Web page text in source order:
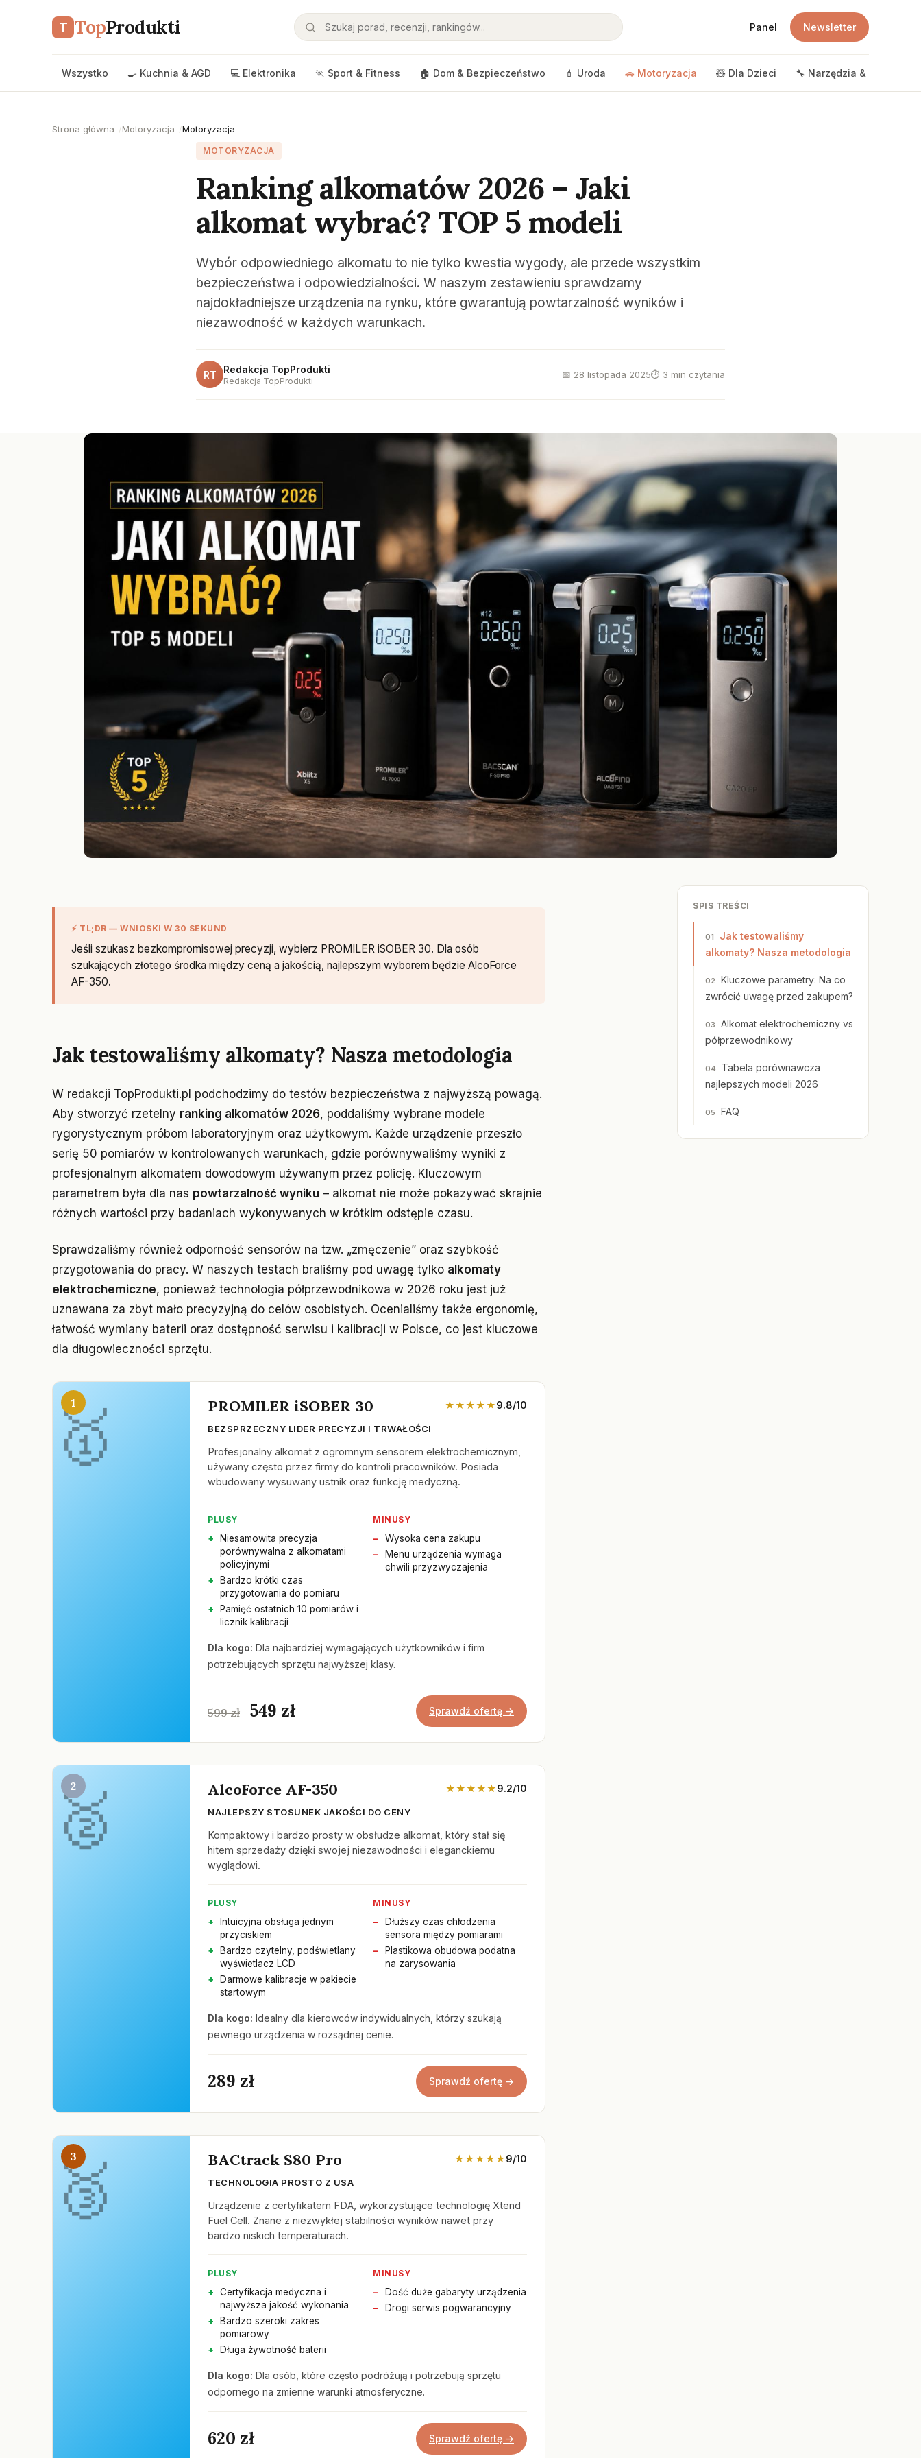
T TopProdukti Panel Newsletter
Wszystko 🍳 Kuchnia & AGD 💻 Elektronika 🏃 Sport & Fitness 🏠 Dom & Bezpieczeństwo 💄 Uroda 🚗 Motoryzacja 🧸 Dla Dzieci 🔧 Narzędzia & DIY
Strona główna Motoryzacja Motoryzacja
MOTORYZACJA
Ranking alkomatów 2026 – Jaki
alkomat wybrać? TOP 5 modeli
Wybór odpowiedniego alkomatu to nie tylko kwestia wygody, ale przede wszystkim
bezpieczeństwa i odpowiedzialności. W naszym zestawieniu sprawdzamy
najdokładniejsze urządzenia na rynku, które gwarantują powtarzalność wyników i
niezawodność w każdych warunkach.
RT Redakcja TopProdukti
Redakcja TopProdukti
📅 28 listopada 2025⏱ 3 min czytania
⚡ TL;DR — WNIOSKI W 30 SEKUND
Jeśli szukasz bezkompromisowej precyzji, wybierz PROMILER iSOBER 30. Dla osób
szukających złotego środka między ceną a jakością, najlepszym wyborem będzie AlcoForce
AF-350.
Jak testowaliśmy alkomaty? Nasza metodologia
W redakcji TopProdukti.pl podchodzimy do testów bezpieczeństwa z najwyższą powagą.
Aby stworzyć rzetelny ranking alkomatów 2026, poddaliśmy wybrane modele
rygorystycznym próbom laboratoryjnym oraz użytkowym. Każde urządzenie przeszło
serię 50 pomiarów w kontrolowanych warunkach, gdzie porównywaliśmy wyniki z
profesjonalnym alkomatem dowodowym używanym przez policję. Kluczowym
parametrem była dla nas powtarzalność wyniku – alkomat nie może pokazywać skrajnie
różnych wartości przy badaniach wykonywanych w krótkim odstępie czasu.
Sprawdzaliśmy również odporność sensorów na tzw. „zmęczenie” oraz szybkość
przygotowania do pracy. W naszych testach braliśmy pod uwagę tylko alkomaty
elektrochemiczne, ponieważ technologia półprzewodnikowa w 2026 roku jest już
uznawana za zbyt mało precyzyjną do celów osobistych. Ocenialiśmy także ergonomię,
łatwość wymiany baterii oraz dostępność serwisu i kalibracji w Polsce, co jest kluczowe
dla długowieczności sprzętu.
1 PROMILER iSOBER 30 ★★★★★9.8/10
BEZSPRZECZNY LIDER PRECYZJI I TRWAŁOŚCI
Profesjonalny alkomat z ogromnym sensorem elektrochemicznym,
używany często przez firmy do kontroli pracowników. Posiada
wbudowany wysuwany ustnik oraz funkcję medyczną.
PLUSY
Niesamowita precyzja
porównywalna z alkomatami
policyjnymi
Bardzo krótki czas
przygotowania do pomiaru
Pamięć ostatnich 10 pomiarów i
licznik kalibracji
MINUSY
Wysoka cena zakupu
Menu urządzenia wymaga
chwili przyzwyczajenia
Dla kogo: Dla najbardziej wymagających użytkowników i firm
potrzebujących sprzętu najwyższej klasy.
599 zł 549 zł Sprawdź ofertę →
2 AlcoForce AF-350 ★★★★★9.2/10
NAJLEPSZY STOSUNEK JAKOŚCI DO CENY
Kompaktowy i bardzo prosty w obsłudze alkomat, który stał się
hitem sprzedaży dzięki swojej niezawodności i eleganckiemu
wyglądowi.
PLUSY
Intuicyjna obsługa jednym
przyciskiem
Bardzo czytelny, podświetlany
wyświetlacz LCD
Darmowe kalibracje w pakiecie
startowym
MINUSY
Dłuższy czas chłodzenia
sensora między pomiarami
Plastikowa obudowa podatna
na zarysowania
Dla kogo: Idealny dla kierowców indywidualnych, którzy szukają
pewnego urządzenia w rozsądnej cenie.
289 zł Sprawdź ofertę →
3 BACtrack S80 Pro ★★★★★9/10
TECHNOLOGIA PROSTO Z USA
Urządzenie z certyfikatem FDA, wykorzystujące technologię Xtend
Fuel Cell. Znane z niezwykłej stabilności wyników nawet przy
bardzo niskich temperaturach.
PLUSY
Certyfikacja medyczna i
najwyższa jakość wykonania
Bardzo szeroki zakres
pomiarowy
Długa żywotność baterii
MINUSY
Dość duże gabaryty urządzenia
Drogi serwis pogwarancyjny
Dla kogo: Dla osób, które często podróżują i potrzebują sprzętu
odpornego na zmienne warunki atmosferyczne.
620 zł Sprawdź ofertę →
SPIS TREŚCI
Jak testowaliśmy
alkomaty? Nasza metodologia
Kluczowe parametry: Na co
zwrócić uwagę przed zakupem?
Alkomat elektrochemiczny vs
półprzewodnikowy
Tabela porównawcza
najlepszych modeli 2026
FAQ